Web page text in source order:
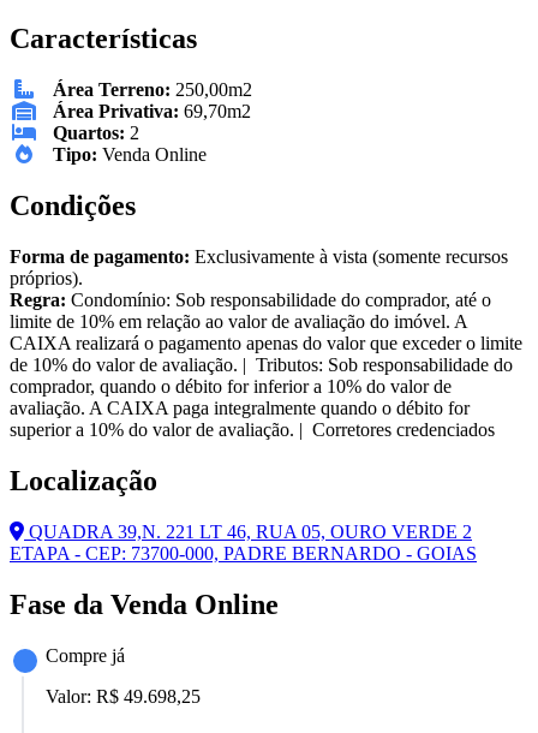
Características
Área Terreno: 250,00m2
Área Privativa: 69,70m2
Quartos: 2
Tipo: Venda Online
Condições
Forma de pagamento: Exclusivamente à vista (somente recursos
próprios).
Regra: Condomínio: Sob responsabilidade do comprador, até o
limite de 10% em relação ao valor de avaliação do imóvel. A
CAIXA realizará o pagamento apenas do valor que exceder o limite
de 10% do valor de avaliação. | Tributos: Sob responsabilidade do
comprador, quando o débito for inferior a 10% do valor de
avaliação. A CAIXA paga integralmente quando o débito for
superior a 10% do valor de avaliação. | Corretores credenciados
Localização
QUADRA 39,N. 221 LT 46, RUA 05, OURO VERDE 2
ETAPA - CEP: 73700-000, PADRE BERNARDO - GOIAS
Fase da Venda Online
Compre já
Valor: R$ 49.698,25